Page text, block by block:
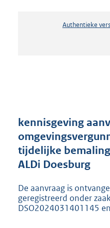
Authentieke
kennisgeving
tijdelijke
ALDi Doesburg
De aanvraag is
geregistreerd onder
DSO2024031401145